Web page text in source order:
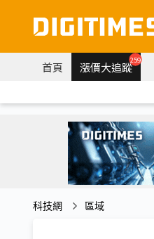
首頁 漲價大追蹤259
科技網 區域